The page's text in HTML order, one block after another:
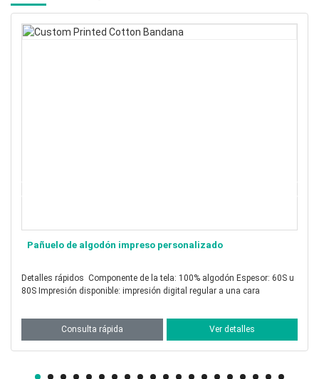
regular a una cara
Ver detalles
Pañuelo de algodón de seda
Detalles rápidos Componente de la tela: 30% seda 70% algodón
Consulta rápida